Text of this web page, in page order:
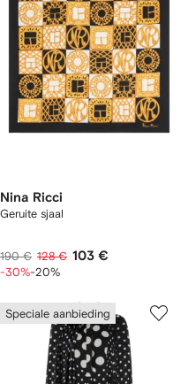
Nina Ricci
Geruite sjaal
190 € 128 € 103 €
-30%-20%
Speciale aanbieding